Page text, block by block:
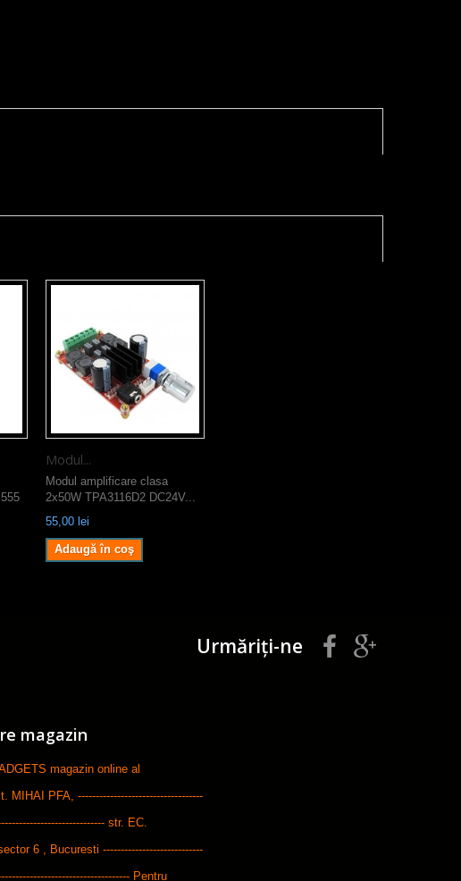
Modul...
Modul amplificare clasa
2x50W TPA3116D2 DC24V...
55,00 lei
Adaugă în coş
Urmăriți-ne
magazin
magazin online al
MIHAI PFA, -----------------------------------
str. EC.
6 , Bucuresti ----------------------------
Pentru